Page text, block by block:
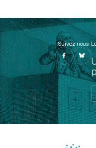
Suivez-nous